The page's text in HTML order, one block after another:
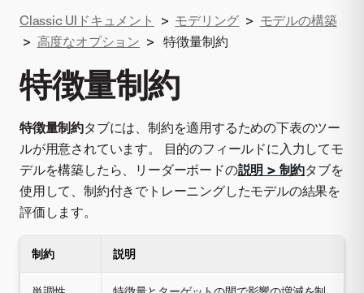
Classic UIドキュメント > モデリング > モデルの構築
> 高度なオプション > 特徴量制約
特徴量制約
特徴量制約タブには、制約を適用するための下表のツー
ルが用意されています。 目的のフィールドに入力してモ
デルを構築したら、リーダーボードの説明 > 制約タブを
使用して、制約付きでトレーニングしたモデルの結果を
評価します。
制約 説明